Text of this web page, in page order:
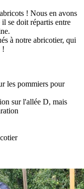
! Nous en avons
se doit répartis entre
à notre abricotier, qui
!
les pommiers pour
sur l'allée D, mais